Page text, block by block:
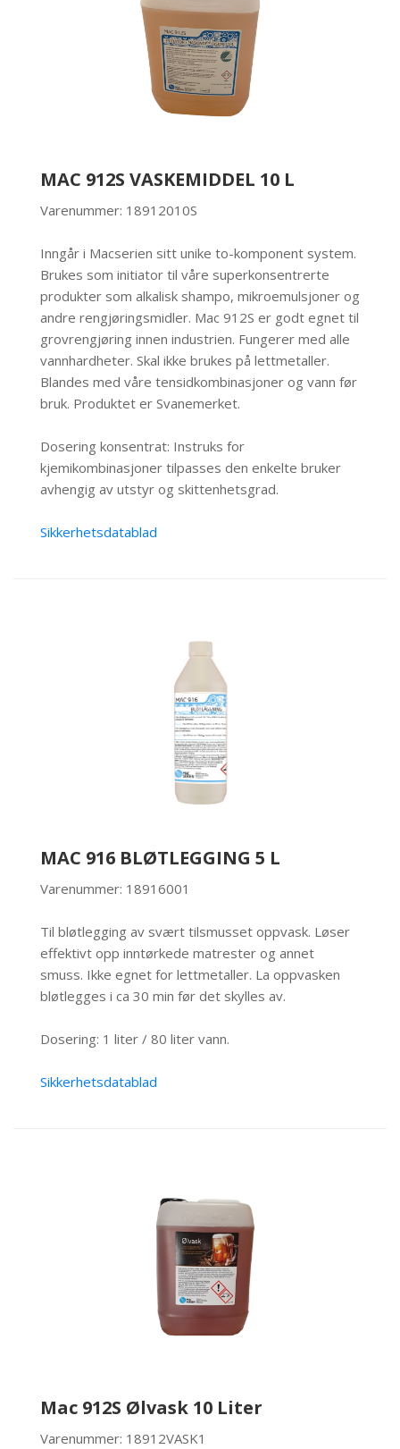
MAC 912S VASKEMIDDEL 10 L
Varenummer: 18912010S
Inngår i Macserien sitt unike to-komponent system.
Brukes som initiator til våre superkonsentrerte
produkter som alkalisk shampo, mikroemulsjoner og
andre rengjøringsmidler. Mac 912S er godt egnet til
grovrengjøring innen industrien. Fungerer med alle
vannhardheter. Skal ikke brukes på lettmetaller.
Blandes med våre tensidkombinasjoner og vann før
bruk. Produktet er Svanemerket.
Dosering konsentrat: Instruks for
kjemikombinasjoner tilpasses den enkelte bruker
avhengig av utstyr og skittenhetsgrad.
Sikkerhetsdatablad
MAC 916 BLØTLEGGING 5 L
Varenummer: 18916001
Til bløtlegging av svært tilsmusset oppvask. Løser
effektivt opp inntørkede matrester og annet
smuss. Ikke egnet for lettmetaller. La oppvasken
bløtlegges i ca 30 min før det skylles av.
Dosering: 1 liter / 80 liter vann.
Sikkerhetsdatablad
Mac 912S Ølvask 10 Liter
Varenummer: 18912VASK1